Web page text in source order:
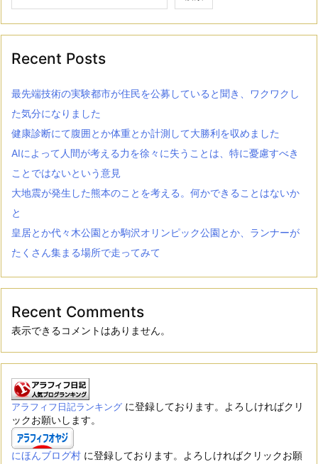
Recent Posts
最先端技術の実験都市が住民を公募していると聞き、ワクワクし
た気分になりました
健康診断にて腹囲とか体重とか計測して大勝利を収めました
AIによって人間が考える力を徐々に失うことは、特に憂慮すべき
ことではないという意見
大地震が発生した熊本のことを考える。何かできることはないか
と
皇居とか代々木公園とか駒沢オリンピック公園とか、ランナーが
たくさん集まる場所で走ってみて
Recent Comments
表示できるコメントはありません。
アラフィフ日記ランキング に登録しております。よろしければクリ
ックお願いします。
にほんブログ村 に登録しております。よろしければクリックお願